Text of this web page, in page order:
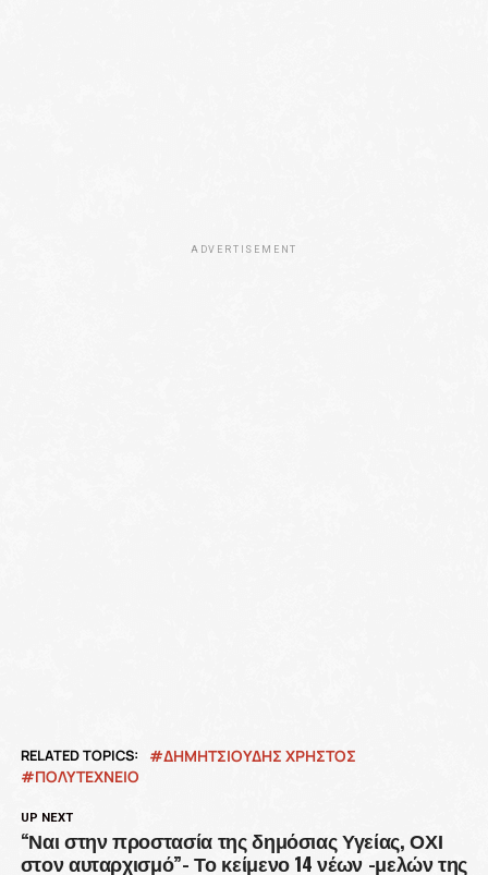
ADVERTISEMENT
RELATED TOPICS:
ΔΗΜΗΤΣΙΟΥΔΗΣ ΧΡΗΣΤΟΣ
ΠΟΛΥΤΕΧΝΕΙΟ
UP NEXT
“Ναι στην προστασία της δημόσιας Υγείας, ΟΧΙ
στον αυταρχισμό”- Το κείμενο 14 νέων -μελών της